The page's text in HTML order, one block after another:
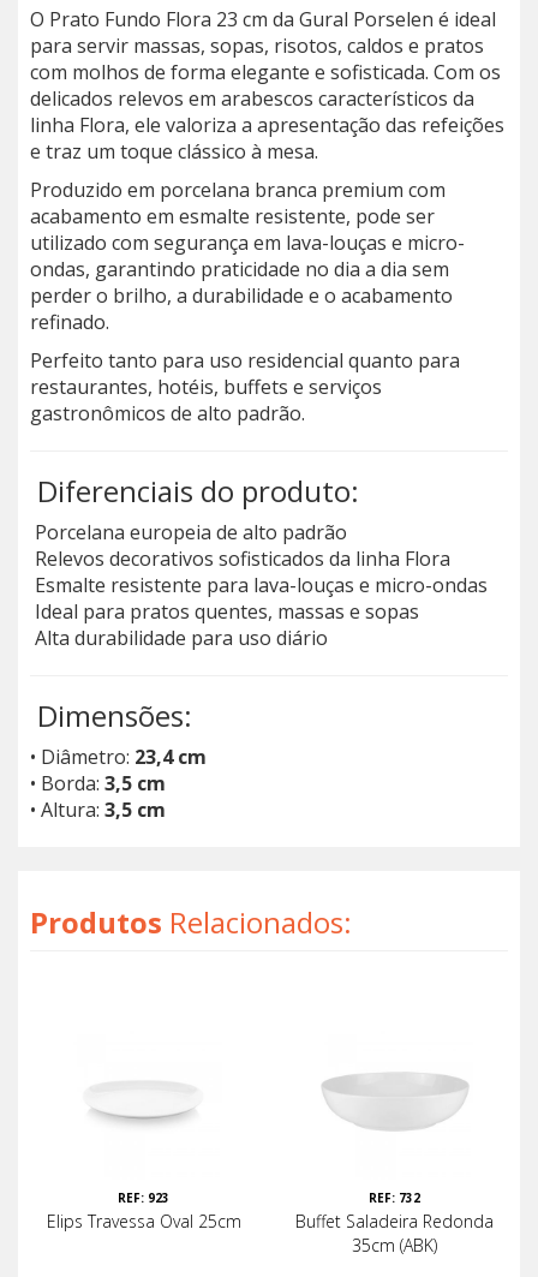
O Prato Fundo Flora 23 cm da Gural Porselen é ideal
para servir massas, sopas, risotos, caldos e pratos
com molhos de forma elegante e sofisticada. Com os
delicados relevos em arabescos característicos da
linha Flora, ele valoriza a apresentação das refeições
e traz um toque clássico à mesa.
Produzido em porcelana branca premium com
acabamento em esmalte resistente, pode ser
utilizado com segurança em lava-louças e micro-
ondas, garantindo praticidade no dia a dia sem
perder o brilho, a durabilidade e o acabamento
refinado.
Perfeito tanto para uso residencial quanto para
restaurantes, hotéis, buffets e serviços
gastronômicos de alto padrão.
Diferenciais do produto:
Porcelana europeia de alto padrão
Relevos decorativos sofisticados da linha Flora
Esmalte resistente para lava-louças e micro-ondas
Ideal para pratos quentes, massas e sopas
Alta durabilidade para uso diário
Dimensões:
• Diâmetro: 23,4 cm
• Borda: 3,5 cm
• Altura: 3,5 cm
Produtos Relacionados:
REF: 923
Elips Travessa Oval 25cm
REF: 732
Buffet Saladeira Redonda
35cm (ABK)